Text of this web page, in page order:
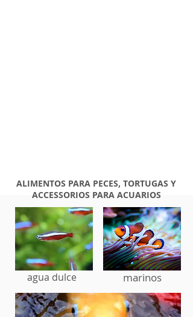
agua dulce marinos
ALIMENTOS PARA PECES, TORTUGAS Y
ACCESSORIOS PARA ACUARIOS